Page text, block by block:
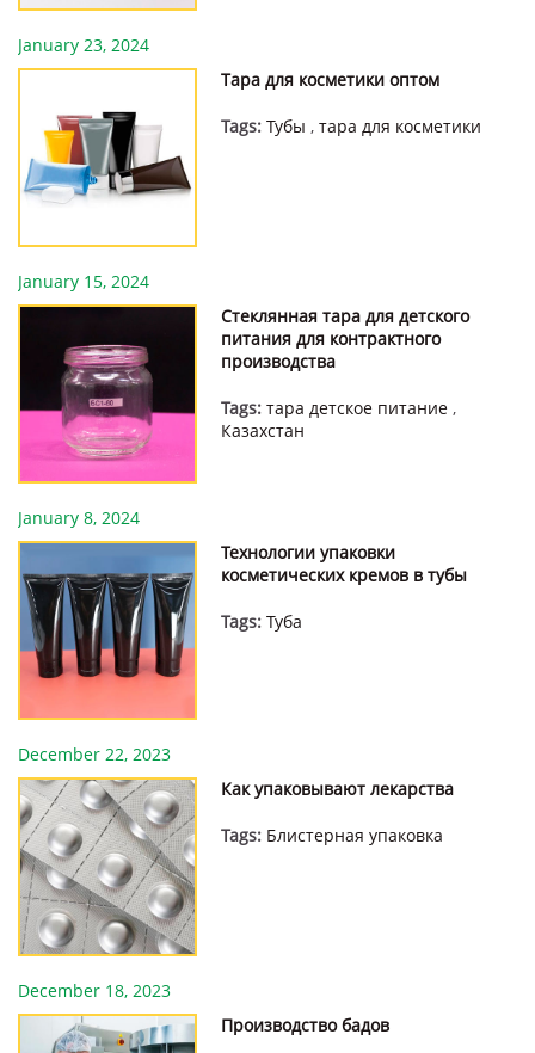
January 23, 2024
Тара для косметики оптом
Tags: Тубы , тара для косметики
January 15, 2024
Стеклянная тара для детского
питания для контрактного
производства
Tags: тара детское питание ,
Казахстан
January 8, 2024
Технологии упаковки
косметических кремов в тубы
Tags: Туба
December 22, 2023
Как упаковывают лекарства
Tags: Блистерная упаковка
December 18, 2023
Производство бадов